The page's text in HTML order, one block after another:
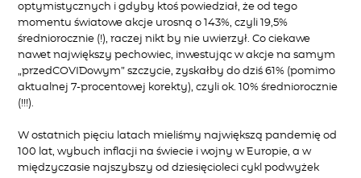
optymistycznych i gdyby ktoś powiedział, że od tego
momentu światowe akcje urosną o 143%, czyli 19,5%
średniorocznie (!), raczej nikt by nie uwierzył. Co ciekawe
nawet największy pechowiec, inwestując w akcje na samym
„przedCOVIDowym” szczycie, zyskałby do dziś 61% (pomimo
aktualnej 7-procentowej korekty), czyli ok. 10% średniorocznie
(!!!).
W ostatnich pięciu latach mieliśmy największą pandemię od
100 lat, wybuch inflacji na świecie i wojny w Europie, a w
międzyczasie najszybszy od dziesięcioleci cykl podwyżek